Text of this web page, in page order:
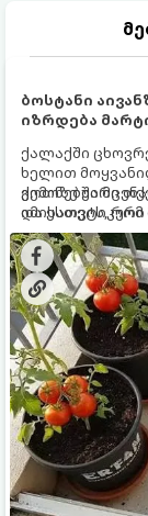
ბოსტანი
იზრდება
ქალაქში
ხელით
გემოზე უარი
იმისათვის,
ბოსტნეულს
ქოთნებში
და
კულტურები
და როგორ